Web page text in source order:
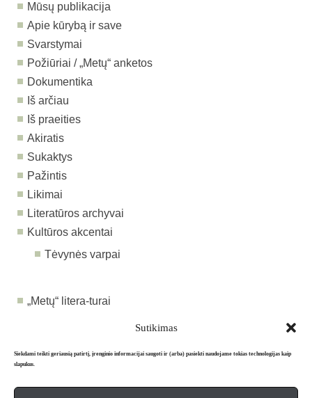
Sutikimas
Siekdami teikti geriausią patirtį, įrenginio informacijai saugoti ir (arba) pasiekti naudojame tokias technologijas kaip
slapukus.
Mūsų publikacija
Apie kūrybą ir save
Svarstymai
Požiūriai / „Metų“ anketos
Dokumentika
Iš arčiau
Iš praeities
Akiratis
Sukaktys
Pažintis
Likimai
Literatūros archyvai
Kultūros akcentai
Tėvynės varpai
„Metų“ litera-turai